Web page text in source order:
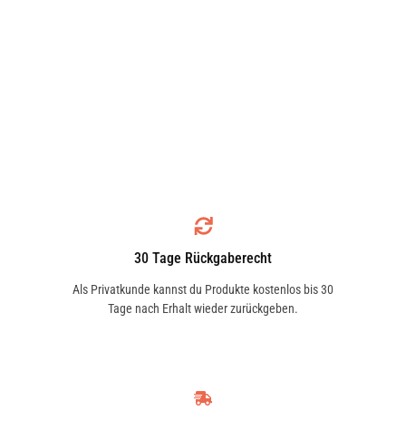
30 Tage Rückgaberecht
Als Privatkunde kannst du Produkte kostenlos bis 30
Tage nach Erhalt wieder zurückgeben.